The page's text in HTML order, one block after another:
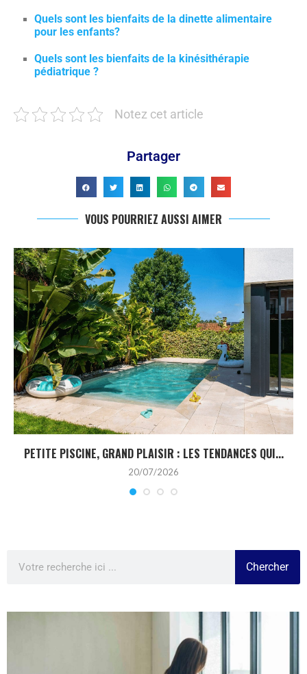
Quels sont les bienfaits de la dinette alimentaire
pour les enfants?
Quels sont les bienfaits de la kinésithérapie
pédiatrique ?
Notez cet article
Partager
VOUS POURRIEZ AUSSI AIMER
PETITE PISCINE, GRAND PLAISIR : LES TENDANCES QUI...
20/07/2026
Chercher